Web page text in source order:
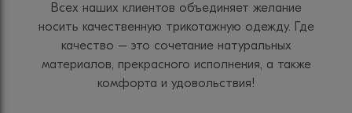
Всех наших клиентов объединяет желание
носить качественную трикотажную одежду. Где
качество – это сочетание натуральных
материалов, прекрасного исполнения, а также
комфорта и удовольствия!